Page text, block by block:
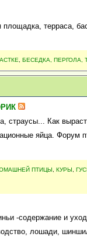
площадка, терраса,
БЕСЕДКА, ПЕРГОЛА,
страусы... Как
яйца. Форум
ПТИЦЫ КУРЫ
-содержание и
лошади,